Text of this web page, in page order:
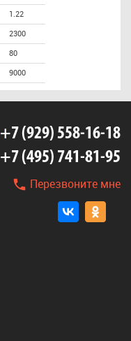
1.22
2300
80
9000
+7 (929) 558-16-18
+7 (495) 741-81-95
Перезвоните мне